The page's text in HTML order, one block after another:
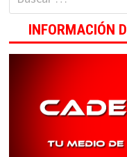
INFORMACIÓN